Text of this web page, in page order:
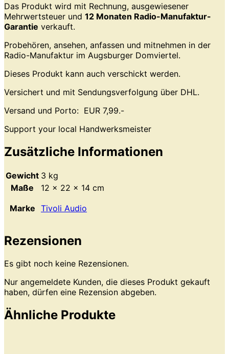
Das Produkt wird mit Rechnung, ausgewiesener
Mehrwertsteuer und 12 Monaten Radio-Manufaktur-
Garantie verkauft.
Probehören, ansehen, anfassen und mitnehmen in der
Radio-Manufaktur im Augsburger Domviertel.
Dieses Produkt kann auch verschickt werden.
Versichert und mit Sendungsverfolgung über DHL.
Versand und Porto: EUR 7,99.-
Support your local Handwerksmeister
Zusätzliche Informationen
Gewicht 3 kg
Maße
12 × 22 × 14 cm
Marke Tivoli Audio
Rezensionen
Es gibt noch keine Rezensionen.
Nur angemeldete Kunden, die dieses Produkt gekauft
haben, dürfen eine Rezension abgeben.
Ähnliche Produkte